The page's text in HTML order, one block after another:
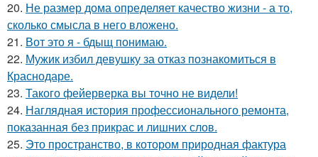
20. Не размер дома определяет качество жизни - а то,
сколько смысла в него вложено.
21. Вот это я - бдыщ понимаю.
22. Мужик избил девушку за отказ познакомиться в
Краснодаре.
23. Такого фейерверка вы точно не видели!
24. Наглядная история профессионального ремонта,
показанная без прикрас и лишних слов.
25. Это пространство, в котором природная фактура